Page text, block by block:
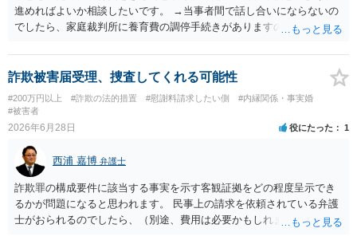
進めればよいか相談したいです。 →当事者間で話し合いにならないの
でしたら、家庭裁判所に養育費の調停手続きがありますので、そちら
養育費の金額を決めるよう勧めてくれます。 仮に合意が成立しなけれ
ば裁判官が金額を判断する審判手続きに進みますので、金額は確実に
詐欺被害届受理、捜査してくれる可能性
#200万円以上 #詐欺の法的措置 #慰謝料請求したい側
#内縁関係・事実婚
#被害者
2026年6月28日 役にたった 1
西浦 嘉博 弁護士
詐欺罪の構成要件に該当する事実を示す客観証拠をどの程度呈示でき
るかが問題になると思われます。 民事上の請求を依頼されている弁護
士がおられるのでしたら、（別途、費用は必要かもしれませんが）詐